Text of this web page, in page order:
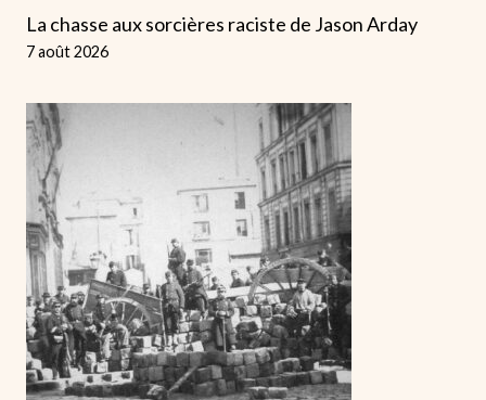
La chasse aux sorcières raciste de Jason Arday
7 août 2026